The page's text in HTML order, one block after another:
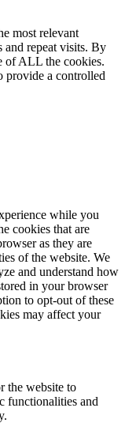
most relevant
and repeat visits. By
of ALL the cookies.
provide a controlled
while you
cookies that are
as they are
of the website. We
and understand how
in your browser
to opt-out of these
may affect your
the website to
functionalities and